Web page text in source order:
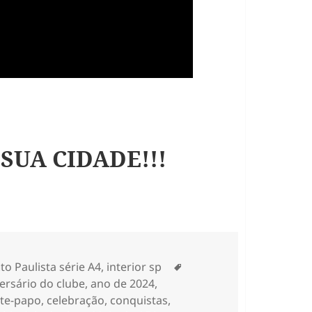
CIDADE!!!
Paulista série A4, interior sp
do clube, ano de 2024,
papo, celebração, conquistas,